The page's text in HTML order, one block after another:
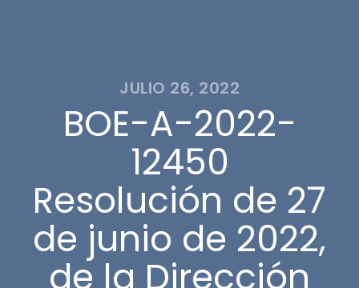
JULIO 26, 2022
BOE-A-2022-
12450
Resolución de 27
de junio de 2022,
de la Dirección